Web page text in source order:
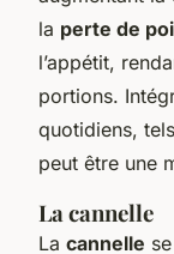
la perte de
l’appétit,
portions.
quotidiens,
peut être une
La cannelle
La cannelle